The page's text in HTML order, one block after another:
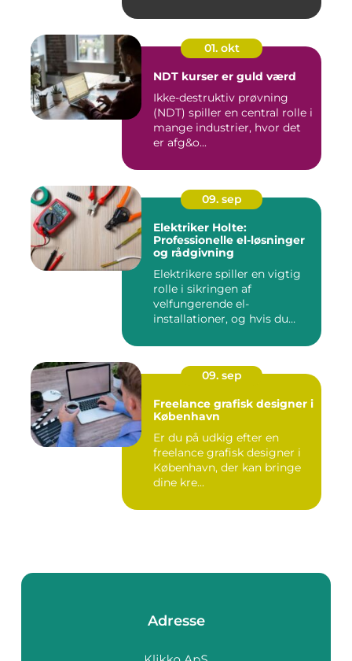
01. okt
NDT kurser er guld værd
Ikke-destruktiv prøvning
(NDT) spiller en central rolle i
mange industrier, hvor det
er afg&o...
09. sep
Elektriker Holte:
Professionelle el-løsninger
og rådgivning
Elektrikere spiller en vigtig
rolle i sikringen af
velfungerende el-
installationer, og hvis du
09. sep
Freelance grafisk designer i
København
Er du på udkig efter en
freelance grafisk designer i
København, der kan bringe
dine kre...
Adresse